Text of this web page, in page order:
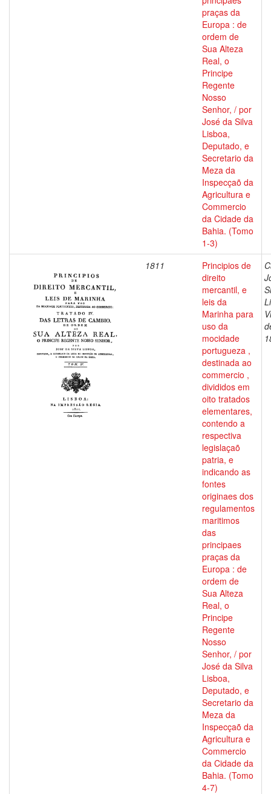
praças da
Europa : de
ordem de
Sua Alteza
Real, o
Principe
Regente
Nosso
Senhor, / por
José da Silva
Lisboa,
Deputado, e
Secretario da
Meza da
Inspecçaõ da
Agricultura e
Commercio
da Cidade da
Bahia. (Tomo
1-3)
1811
Principios de
direito
mercantil, e
leis da
Marinha para
uso da
mocidade
portugueza ,
destinada ao
commercio ,
divididos em
oito tratados
elementares,
contendo a
respectiva
legislaçaõ
patria, e
indicando as
fontes
originaes dos
regulamentos
maritimos
das
principaes
praças da
Europa : de
ordem de
Sua Alteza
Real, o
Principe
Regente
Nosso
Senhor, / por
José da Silva
Lisboa,
Deputado, e
Secretario da
Meza da
Inspecçaõ da
Agricultura e
Commercio
da Cidade da
Bahia. (Tomo
4-7)